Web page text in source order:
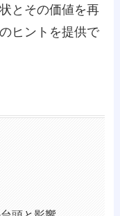
とその価値を再
ヒントを提供で